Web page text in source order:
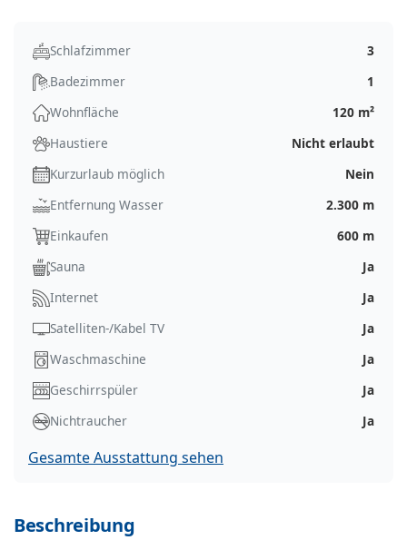
Schlafzimmer
3
Badezimmer
1
Wohnfläche
120 m²
Haustiere
Nicht erlaubt
Kurzurlaub möglich
Nein
Entfernung Wasser
2.300 m
Einkaufen
600 m
Sauna
Ja
Internet
Ja
Satelliten-/Kabel TV
Ja
Waschmaschine
Ja
Geschirrspüler
Ja
Nichtraucher
Ja
Gesamte Ausstattung sehen
Beschreibung